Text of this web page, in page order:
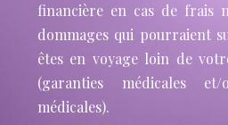
financière en cas de frais
dommages qui pourraient
êtes en voyage loin de
(garanties médicales
médicales).